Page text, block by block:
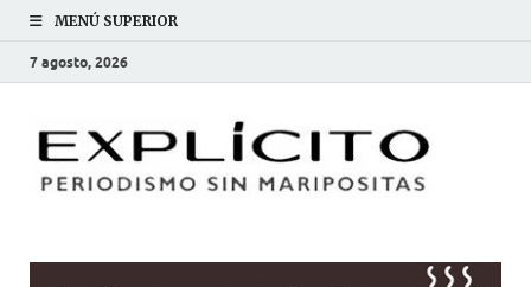
MENÚ SUPERIOR
7 agosto, 2026